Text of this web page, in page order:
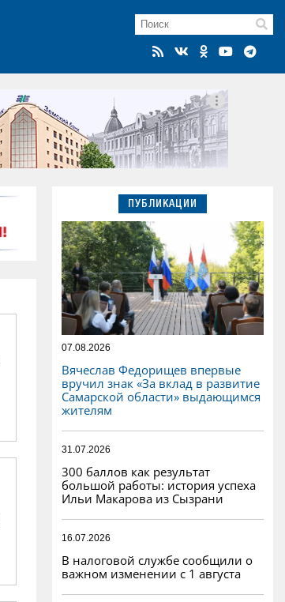
ПУБЛИКАЦИИ
07.08.2026
Вячеслав Федорищев впервые
вручил знак «За вклад в развитие
Самарской области» выдающимся
жителям
31.07.2026
300 баллов как результат
большой работы: история успеха
Ильи Макарова из Сызрани
16.07.2026
В налоговой службе сообщили о
важном изменении с 1 августа